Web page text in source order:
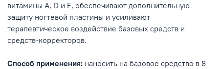
витамины A, D и E, обеспечивают дополнительную
защиту ногтевой пластины и усиливают
терапевтическое воздействие базовых средств и
средств-корректоров.
Способ применения: наносить на базовое средство в 8-